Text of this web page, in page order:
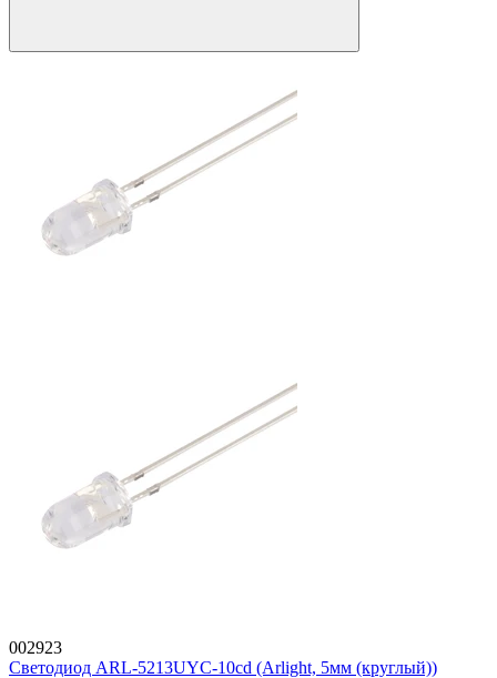
002923
Светодиод ARL-5213UYC-10cd (Arlight, 5мм (круглый))